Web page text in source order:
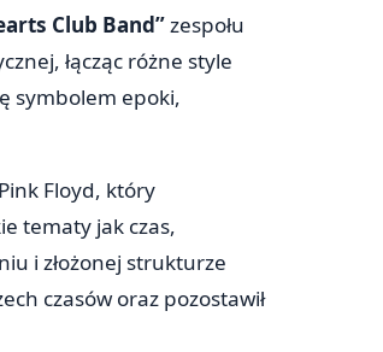
Club Band”zespołu
łącząc różne style
symbolem epoki,
Floyd, który
tematy jak czas,
i złożonej strukturze
czasów oraz pozostawił